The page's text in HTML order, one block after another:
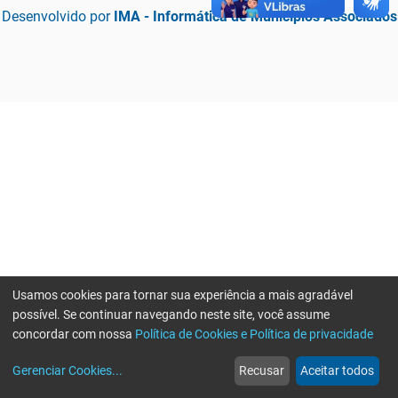
Desenvolvido por IMA - Informática de Municípios Associados
web
Notícias
more_horiz
Mais
Usamos cookies para tornar sua experiência a mais agradável
possível. Se continuar navegando neste site, você assume
concordar com nossa Política de Cookies e Política de privacidade
Gerenciar Cookies... Recusar Aceitar todos
Erro ao enviar informações, por favor tente novamente